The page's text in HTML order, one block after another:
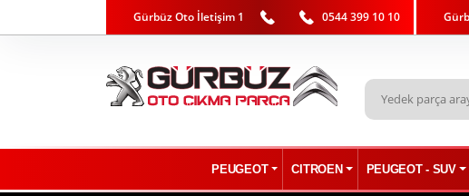
Gürbüz Oto İletişim 1 0544 399 10 10
PEUGEOT CITROEN PEUGEOT - SUV